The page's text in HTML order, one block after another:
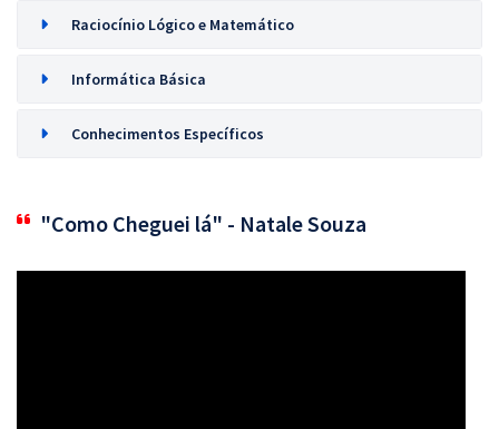
Raciocínio Lógico e Matemático
Informática Básica
Conhecimentos Específicos
"Como Cheguei lá" - Natale Souza